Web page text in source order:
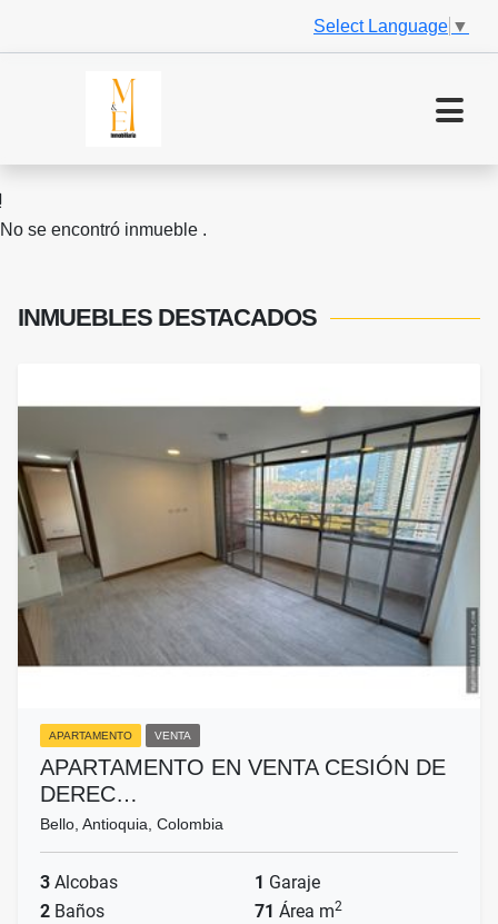
Select Language ▼
No se encontró inmueble .
INMUEBLES DESTACADOS
APARTAMENTO VENTA
APARTAMENTO EN VENTA CESIÓN DE
DEREC…
Bello, Antioquia, Colombia
3 Alcobas 1 Garaje
2 Baños 71 Área m2